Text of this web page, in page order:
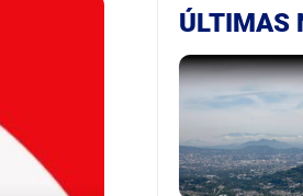
ÚLTIMAS